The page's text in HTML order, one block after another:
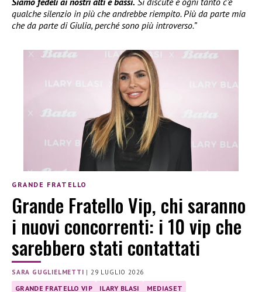
qualche silenzio in più che andrebbe riempito. Più da parte mia
che da parte di Giulia, perché sono più introverso.”
GRANDE FRATELLO
Grande Fratello Vip, chi saranno
i nuovi concorrenti: i 10 vip che
sarebbero stati contattati
SARA GUGLIELMETTI |29 LUGLIO 2026
GRANDE FRATELLO VIP ILARY BLASI MEDIASET